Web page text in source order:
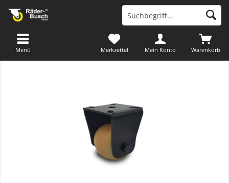
Warenkorb
Merkzettel Mein Konto
Menü